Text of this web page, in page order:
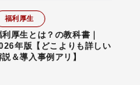
福利厚生
利厚生とは？の教科書｜
年版【どこよりも詳しい
説＆導入事例アリ】